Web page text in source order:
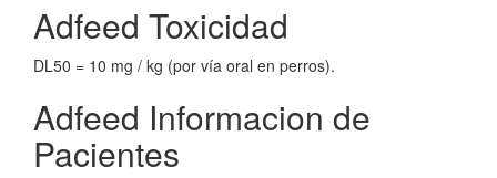
Adfeed Toxicidad
DL50 = 10 mg / kg (por vía oral en perros).
Adfeed Informacion de
Pacientes